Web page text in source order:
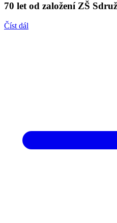
70 let od založení ZŠ
Číst dál